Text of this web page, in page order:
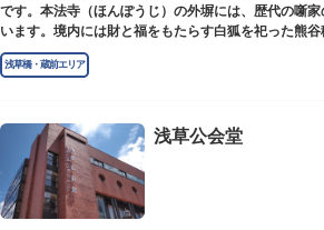
です。本法寺（ほんぽうじ）の外塀には、歴代の噺
います。境内には財と福をもたらす白狐を祀った熊
を祀った稲荷は全国に2ケ所しかない非常に珍しいも
浅草橋・蔵前エリア
浅草公会堂